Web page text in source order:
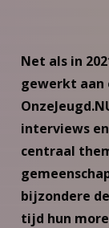
Net als in
gewerkt aan
interviews
centraal
bijzondere
tijd hun